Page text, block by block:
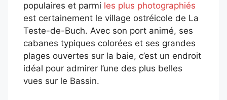
populaires et parmi les plus photographiés
est certainement le village ostréicole de La
Teste-de-Buch. Avec son port animé, ses
cabanes typiques colorées et ses grandes
plages ouvertes sur la baie, c’est un endroit
idéal pour admirer l’une des plus belles
vues sur le Bassin.